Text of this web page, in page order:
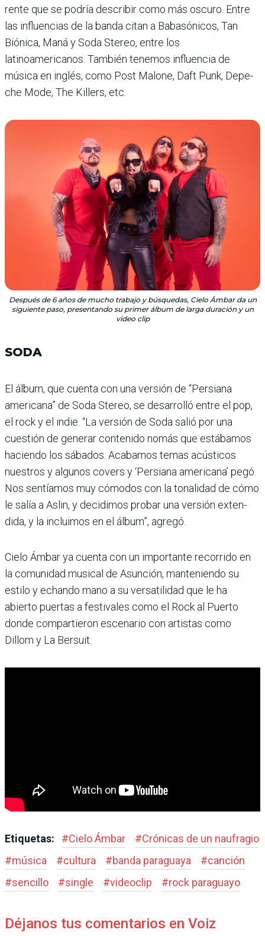
rente que se podría describir como más oscuro. Entre
las influencias de la banda citan a Babasónicos, Tan
Biónica, Maná y Soda Stereo, entre los
latinoamericanos. Tam­bién tenemos influencia de
música en inglés, como Post Malone, Daft Punk, Depe­
che Mode, The Killers, etc.
Después de 6 años de mucho trabajo y búsquedas, Cielo Ámbar da un
siguiente paso, presentando su primer álbum de larga duración y un
video clip
SODA
El álbum, que cuenta con una versión de “Persiana
americana” de Soda Stereo, se desarrolló entre el pop,
el rock y el indie. “La ver­sión de Soda salió por una
cuestión de generar con­tenido nomás que estába­mos
haciendo los sábados. Acabamos temas acústicos
nuestros y algunos covers y ‘Persiana americana’ pegó.
Nos sentíamos muy cómo­dos con la tonalidad de cómo
le salía a Aslin, y decidimos probar una versión exten­
dida, y la incluimos en el álbum”, agregó.
Cielo Ámbar ya cuenta con un importante recorrido en
la comunidad musical de Asunción, manteniendo su
estilo y echando mano a su versatilidad que le ha
abierto puertas a festiva­les como el Rock al Puerto
donde compartieron esce­nario con artistas como
Dillom y La Bersuit.
Etiquetas: #Cielo Ámbar #Crónicas de un naufragio
#música #cultura #banda paraguaya #canción
#sencillo #single #videoclip #rock paraguayo
Déjanos tus comentarios en Voiz